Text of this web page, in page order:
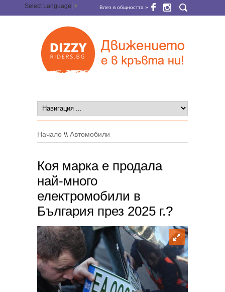
Select Language ▼ Влез в общността »
Начало \\ Автомобили
Коя марка е продала
най-много
електромобили в
България през 2025 г.?